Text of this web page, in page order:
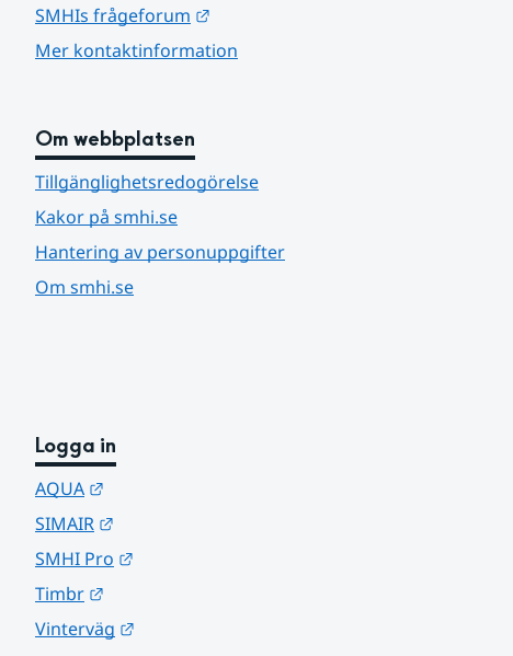
SMHIs frågeforum
Mer kontaktinformation
Om webbplatsen
Tillgänglighetsredogörelse
Kakor på smhi.se
Hantering av personuppgifter
Om smhi.se
Logga in
AQUA
SIMAIR
SMHI Pro
Timbr
Vinterväg